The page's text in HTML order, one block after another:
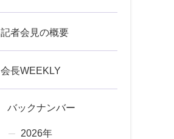
記者会見の概要
会長WEEKLY
バックナンバー
2026年